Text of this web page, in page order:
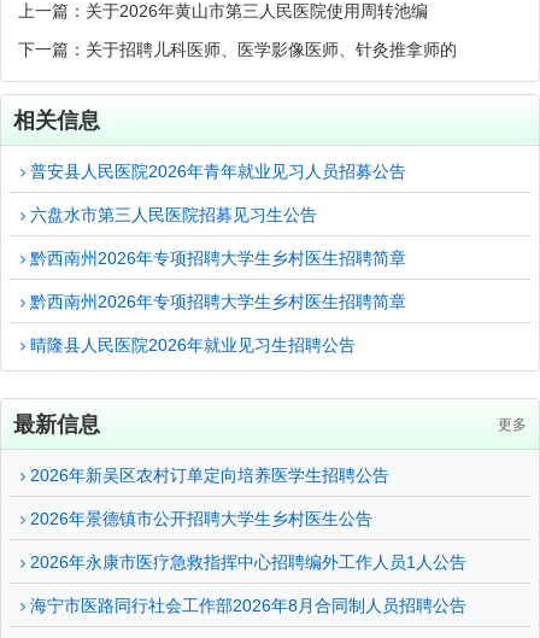
上一篇：关于2026年黄山市第三人民医院使用周转池编
下一篇：关于招聘儿科医师、医学影像医师、针灸推拿师的
相关信息
普安县人民医院2026年青年就业见习人员招募公告
六盘水市第三人民医院招募见习生公告
黔西南州2026年专项招聘大学生乡村医生招聘简章
黔西南州2026年专项招聘大学生乡村医生招聘简章
晴隆县人民医院2026年就业见习生招聘公告
更多
最新信息
2026年新吴区农村订单定向培养医学生招聘公告
2026年景德镇市公开招聘大学生乡村医生公告
2026年永康市医疗急救指挥中心招聘编外工作人员1人公告
海宁市医路同行社会工作部2026年8月合同制人员招聘公告